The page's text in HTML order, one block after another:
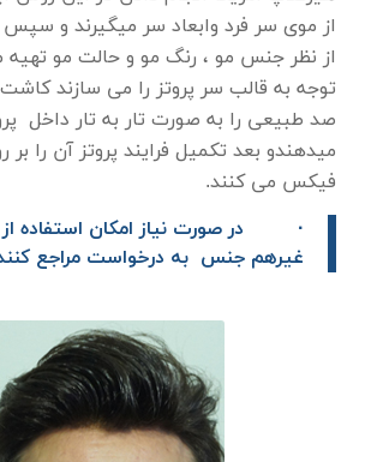
از موی سر فرد وابعاد سر میگیرند و سپس
از نظر جنس مو ، رنگ مو و حالت مو تهیه
توجه به قالب سر پروتز را می سازند
صد طبیعی را به صورت تار به تار داخل
میدهندو بعد تکمیل فرایند پروتز آن را
فیکس می کنند.
· در صورت نیاز امکان استفاده از
غیرهم جنس به درخواست مراجع